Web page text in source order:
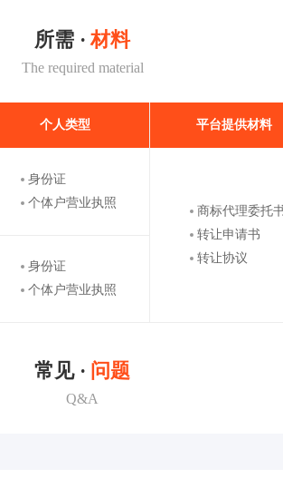
所需 · 材料
The required material
个人类型 平台提供材料
身份证
个体户营业执照
商标代理委托
转让申请书
转让协议
身份证
个体户营业执照
常见 · 问题
Q&A